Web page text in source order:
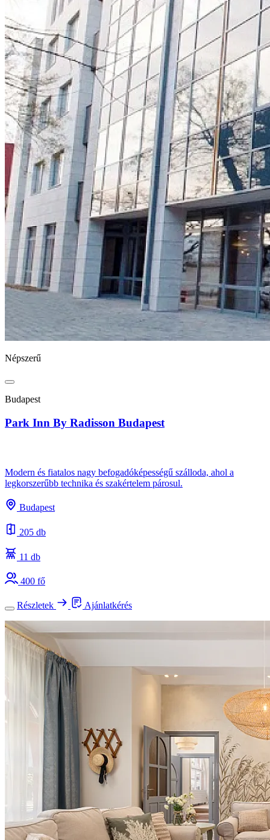
Népszerű
Budapest
Park Inn By Radisson Budapest
Modern és fiatalos nagy befogadóképességű szálloda, ahol a
legkorszerűbb technika és szakértelem párosul.
Budapest
205 db
11 db
400 fő
Részletek Ajánlatkérés